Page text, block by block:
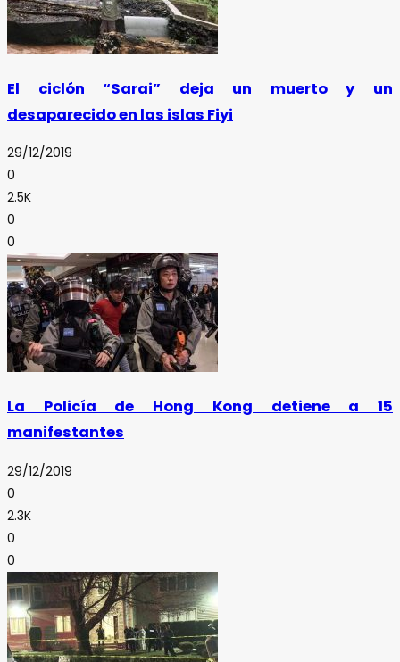
El ciclón “Sarai” deja un muerto y un
desaparecido en las islas Fiyi
29/12/2019
0
2.5K
0
0
La Policía de Hong Kong detiene a 15
manifestantes
29/12/2019
0
2.3K
0
0